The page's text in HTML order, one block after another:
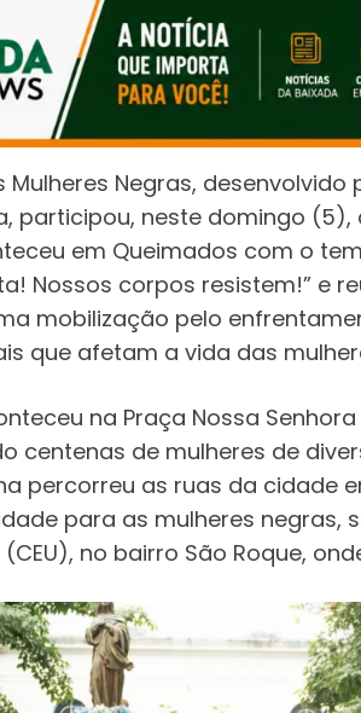
Mulheres Negras,
participou, neste domingo
em Queimados com o
Nossos corpos resistem!” e
mobilização pelo
que afetam a vida das
na Praça Nossa
centenas de mulheres de
percorreu as ruas da cidade
para as mulheres negras,
no bairro São Roque,